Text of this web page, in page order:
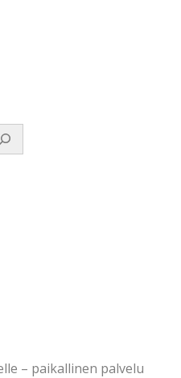
– paikallinen palvelu